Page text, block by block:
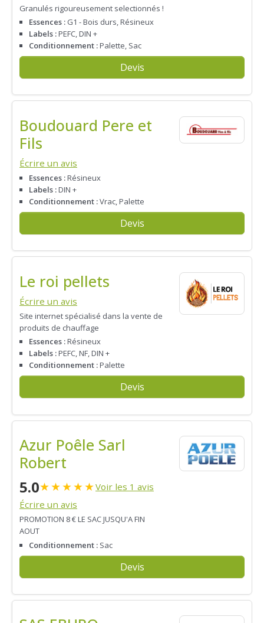
Granulés rigoureusement selectionnés !
Essences : G1 - Bois durs, Résineux
Labels :PEFC, DIN +
Conditionnement :Palette, Sac
Devis
Boudouard Pere et
Fils
Écrire un avis
Essences :Résineux
Labels :DIN +
Conditionnement :Vrac, Palette
Devis
Le roi pellets
Écrire un avis
Site internet spécialisé dans la vente de
produits de chauffage
Essences :Résineux
Labels :PEFC, NF, DIN +
Conditionnement :Palette
Devis
Azur Poêle Sarl
Robert
5.0★★★★★Voir les 1 avis
Écrire un avis
PROMOTION 8 € LE SAC JUSQU'A FIN
AOUT
Conditionnement : Sac
Devis